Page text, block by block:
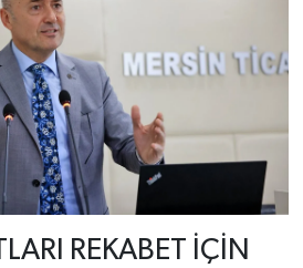
REKABET İÇİN